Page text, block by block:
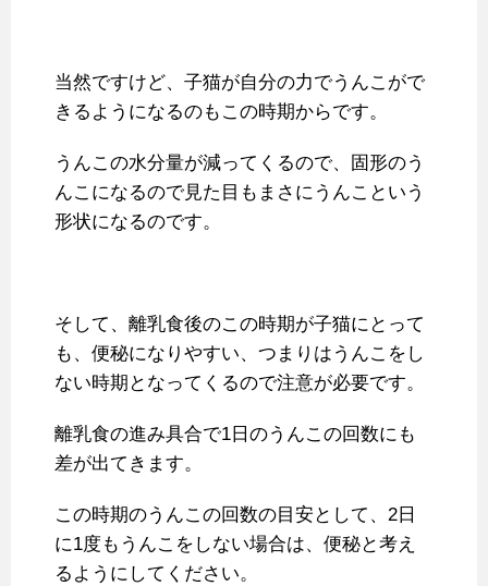
当然ですけど、子猫が自分の力でうんこがで
きるようになるのもこの時期からです。
うんこの水分量が減ってくるので、固形のう
んこになるので見た目もまさにうんこという
形状になるのです。
そして、離乳食後のこの時期が子猫にとって
も、便秘になりやすい、つまりはうんこをし
ない時期となってくるので注意が必要です。
離乳食の進み具合で1日のうんこの回数にも
差が出てきます。
この時期のうんこの回数の目安として、2日
に1度もうんこをしない場合は、便秘と考え
るようにしてください。